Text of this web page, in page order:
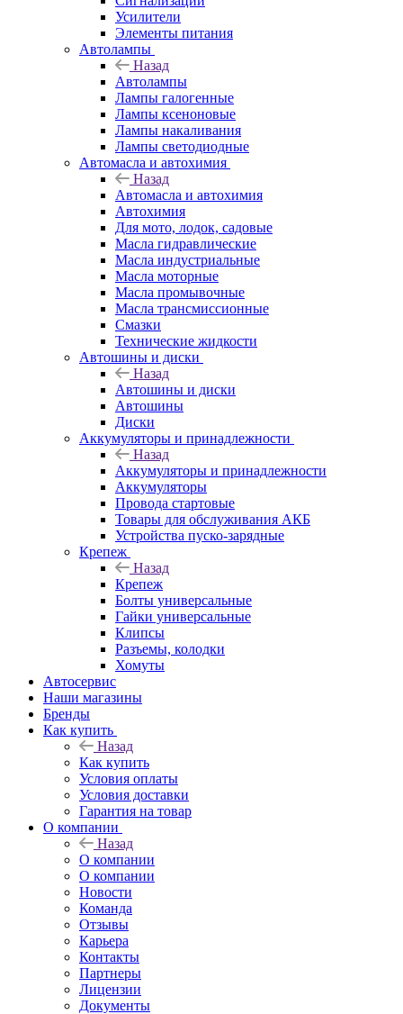
Усилители
Элементы питания
Автолампы
Назад
Автолампы
Лампы галогенные
Лампы ксеноновые
Лампы накаливания
Лампы светодиодные
Автомасла и автохимия
Назад
Автомасла и автохимия
Автохимия
Для мото, лодок, садовые
Масла гидравлические
Масла индустриальные
Масла моторные
Масла промывочные
Масла трансмиссионные
Смазки
Технические жидкости
Автошины и диски
Назад
Автошины и диски
Автошины
Диски
Аккумуляторы и принадлежности
Назад
Аккумуляторы и принадлежности
Аккумуляторы
Провода стартовые
Товары для обслуживания АКБ
Устройства пуско-зарядные
Крепеж
Назад
Крепеж
Болты универсальные
Гайки универсальные
Клипсы
Разъемы, колодки
Хомуты
Автосервис
Наши магазины
Бренды
Как купить
Назад
Как купить
Условия оплаты
Условия доставки
Гарантия на товар
О компании
Назад
О компании
О компании
Новости
Команда
Отзывы
Карьера
Контакты
Партнеры
Лицензии
Документы